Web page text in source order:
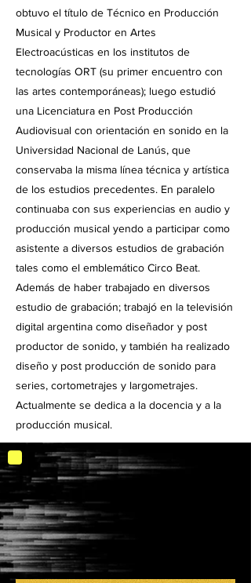
obtuvo el título de Técnico en Producción
Musical y Productor en Artes
Electroacústicas en los institutos de
tecnologías ORT (su primer encuentro con
las artes contemporáneas); luego estudió
una Licenciatura en Post Producción
Audiovisual con orientación en sonido en la
Universidad Nacional de Lanús, que
conservaba la misma línea técnica y artística
de los estudios precedentes. En paralelo
continuaba con sus experiencias en audio y
producción musical yendo a participar como
asistente a diversos estudios de grabación
tales como el emblemático Circo Beat.
Además de haber trabajado en diversos
estudio de grabación; trabajó en la televisión
digital argentina como diseñador y post
productor de sonido, y también ha realizado
diseño y post producción de sonido para
series, cortometrajes y largometrajes.
Actualmente se dedica a la docencia y a la
producción musical.